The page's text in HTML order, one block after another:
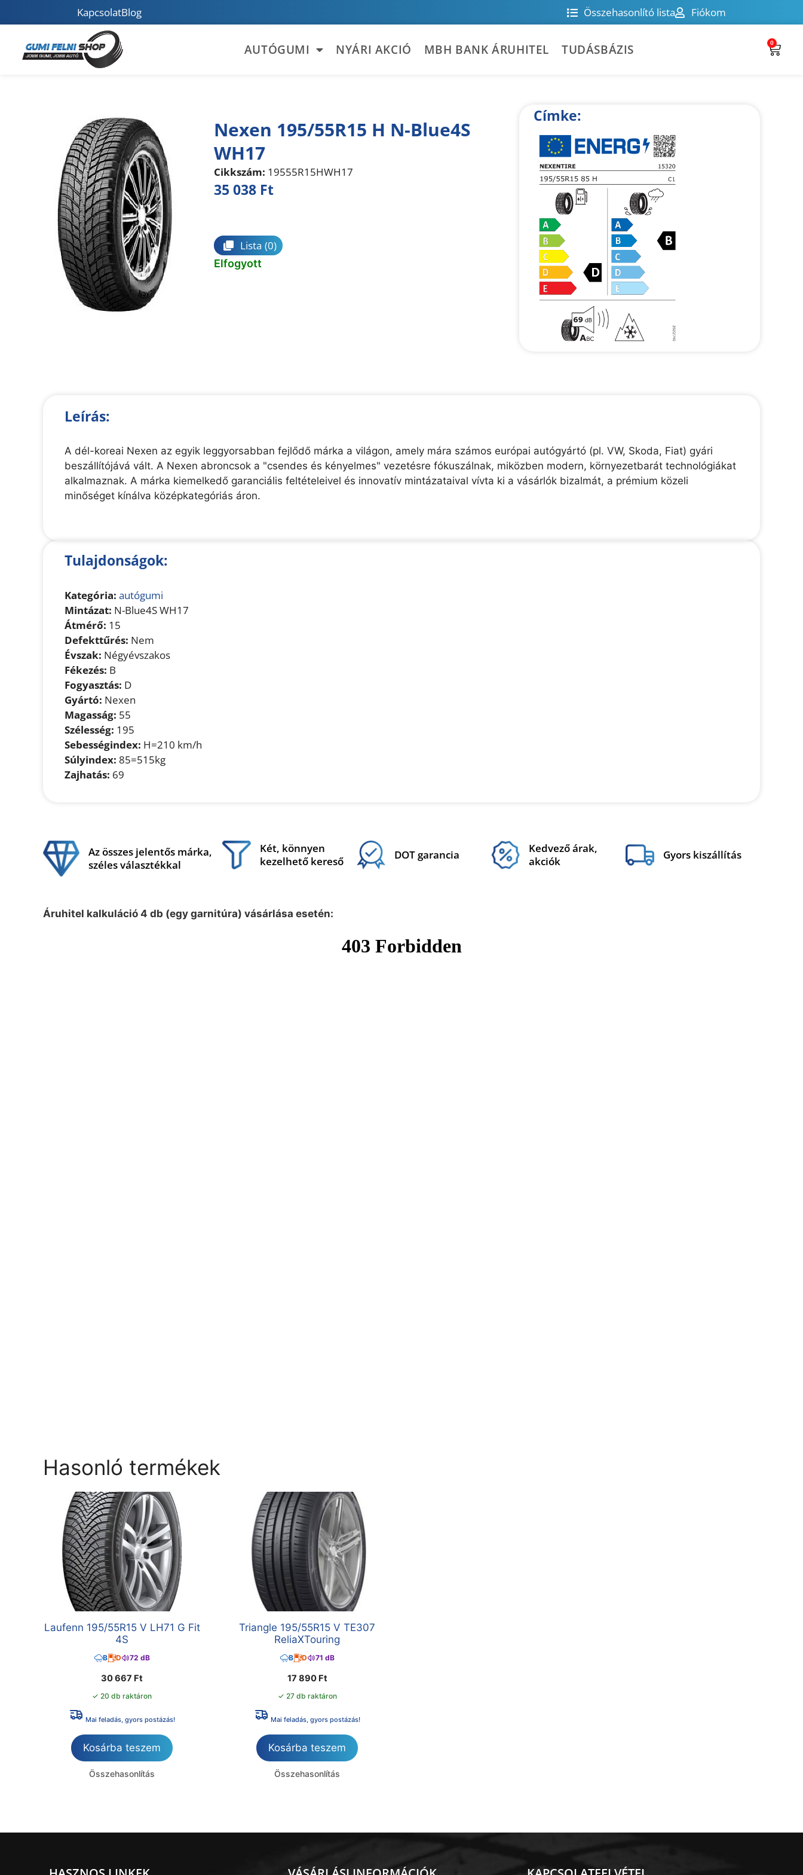
KapcsolatBlog Összehasonlító lista Fiókom
AUTÓGUMI NYÁRI AKCIÓ MBH BANK ÁRUHITEL TUDÁSBÁZIS 0
Nexen 195/55R15 H N-Blue4S
WH17
Cikkszám: 19555R15HWH17
35 038 Ft
Lista (0)
Elfogyott
Címke:
Leírás:
A dél-koreai Nexen az egyik leggyorsabban fejlődő márka a világon, amely mára számos európai autógyártó (pl. VW, Skoda, Fiat) gyári
beszállítójává vált. A Nexen abroncsok a "csendes és kényelmes" vezetésre fókuszálnak, miközben modern, környezetbarát technológiákat
alkalmaznak. A márka kiemelkedő garanciális feltételeivel és innovatív mintázataival vívta ki a vásárlók bizalmát, a prémium közeli
minőséget kínálva középkategóriás áron.
Tulajdonságok:
Kategória: autógumi
Mintázat: N-Blue4S WH17
Átmérő: 15
Defekttűrés: Nem
Évszak: Négyévszakos
Fékezés: B
Fogyasztás: D
Gyártó: Nexen
Magasság: 55
Szélesség: 195
Sebességindex: H=210 km/h
Súlyindex: 85=515kg
Zajhatás: 69
Az összes jelentős márka,
széles választékkal
Két, könnyen
kezelhető kereső
DOT garancia
Kedvező árak,
akciók
Gyors kiszállítás
Áruhitel kalkuláció 4 db (egy garnitúra) vásárlása esetén:
Hasonló termékek
Laufenn 195/55R15 V LH71 G Fit
4S
B D 72 dB
30 667 Ft
✓ 20 db raktáron
Mai feladás, gyors postázás!
Kosárba teszem
Összehasonlítás
Triangle 195/55R15 V TE307
ReliaXTouring
B D 71 dB
17 890 Ft
✓ 27 db raktáron
Mai feladás, gyors postázás!
Kosárba teszem
Összehasonlítás